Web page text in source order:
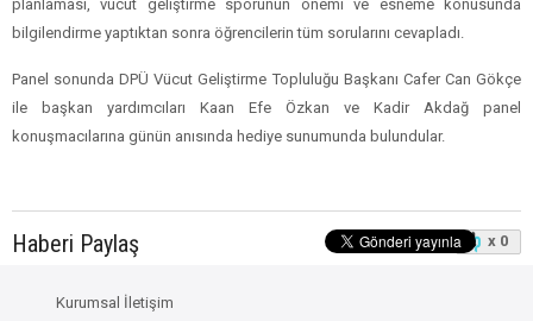
planlaması, vücut geliştirme sporunun önemi ve esneme konusunda
bilgilendirme yaptıktan sonra öğrencilerin tüm sorularını cevapladı.
Panel sonunda DPÜ Vücut Geliştirme Topluluğu Başkanı Cafer Can Gökçe
ile başkan yardımcıları Kaan Efe Özkan ve Kadir Akdağ panel
konuşmacılarına günün anısında hediye sunumunda bulundular.
Haberi Paylaş x 0
Kurumsal İletişim